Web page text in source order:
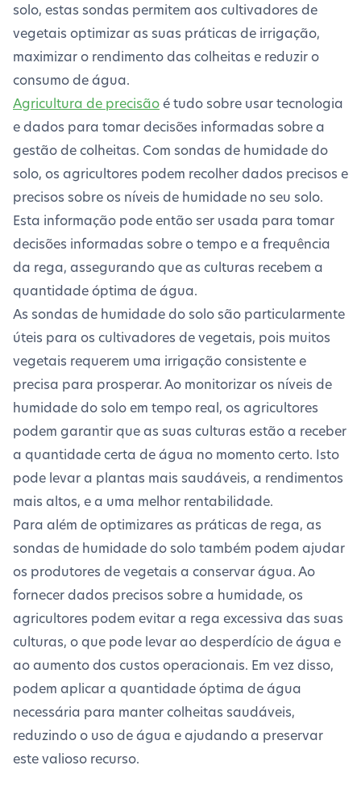
solo, estas sondas permitem aos cultivadores de
vegetais optimizar as suas práticas de irrigação,
maximizar o rendimento das colheitas e reduzir o
consumo de água.
Agricultura de precisãoé tudo sobre usar tecnologia
e dados para tomar decisões informadas sobre a
gestão de colheitas. Com sondas de humidade do
solo, os agricultores podem recolher dados precisos e
precisos sobre os níveis de humidade no seu solo.
Esta informação pode então ser usada para tomar
decisões informadas sobre o tempo e a frequência
da rega, assegurando que as culturas recebem a
quantidade óptima de água.
As sondas de humidade do solo são particularmente
úteis para os cultivadores de vegetais, pois muitos
vegetais requerem uma irrigação consistente e
precisa para prosperar. Ao monitorizar os níveis de
humidade do solo em tempo real, os agricultores
podem garantir que as suas culturas estão a receber
a quantidade certa de água no momento certo. Isto
pode levar a plantas mais saudáveis, a rendimentos
mais altos, e a uma melhor rentabilidade.
Para além de optimizares as práticas de rega, as
sondas de humidade do solo também podem ajudar
os produtores de vegetais a conservar água. Ao
fornecer dados precisos sobre a humidade, os
agricultores podem evitar a rega excessiva das suas
culturas, o que pode levar ao desperdício de água e
ao aumento dos custos operacionais. Em vez disso,
podem aplicar a quantidade óptima de água
necessária para manter colheitas saudáveis,
reduzindo o uso de água e ajudando a preservar
este valioso recurso.